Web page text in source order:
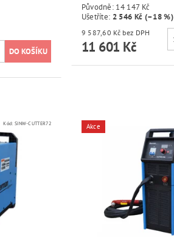
Původně: 14 147 Kč
Ušetříte: 2 546 Kč (–18 %)
9 587,60 Kč bez DPH
11 601 Kč
Kód: SINW-CUTTER72 Akce